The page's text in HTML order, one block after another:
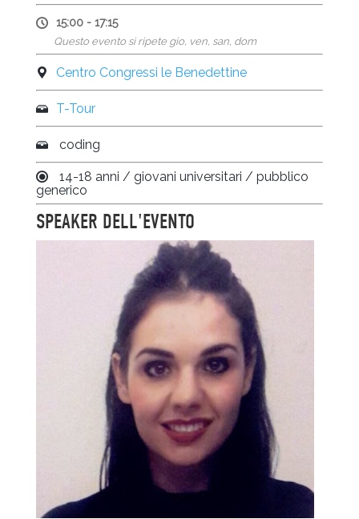
15:00 - 17:15
Questo evento si ripete gio, ven, san, dom
Centro Congressi le Benedettine
T-Tour
coding
14-18 anni / giovani universitari / pubblico
generico
SPEAKER DELL'EVENTO